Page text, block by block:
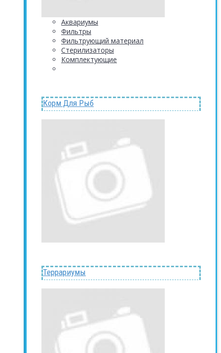
Аквариумы
Фильтры
Фильтрующий материал
Стерилизаторы
Комплектующие
Корм Для Рыб
Террариумы